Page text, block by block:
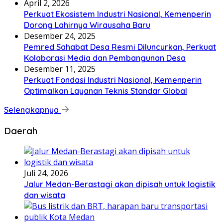
April 2, 2026
Perkuat Ekosistem Industri Nasional, Kemenperin
Dorong Lahirnya Wirausaha Baru
Desember 24, 2025
Pemred Sahabat Desa Resmi Diluncurkan, Perkuat
Kolaborasi Media dan Pembangunan Desa
Desember 11, 2025
Perkuat Fondasi Industri Nasional, Kemenperin
Optimalkan Layanan Teknis Standar Global
Selengkapnya
Daerah
Juli 24, 2026
Jalur Medan-Berastagi akan dipisah untuk logistik
dan wisata